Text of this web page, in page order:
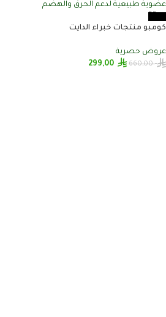
كومبو منتجات خبراء الدايت
عروض حصرية
660,00
299,00